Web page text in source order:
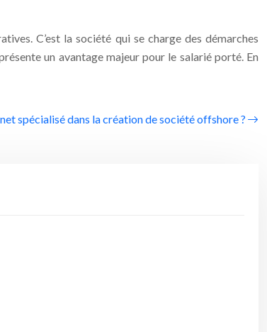
C’est la société qui se charge des démarches
un avantage majeur pour le salarié porté. En
spécialisé dans la création de société offshore ?